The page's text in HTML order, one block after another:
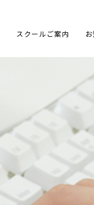
スクールご案内